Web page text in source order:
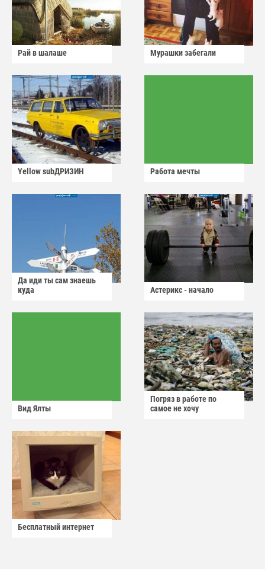
Рай в шалаше Мурашки забегали
Yellow subДРИЗИН Работа мечты
Да иди ты сам знаешь
куда
Астерикс - начало
Вид Ялты
Погряз в работе по
самое не хочу
Бесплатный интернет